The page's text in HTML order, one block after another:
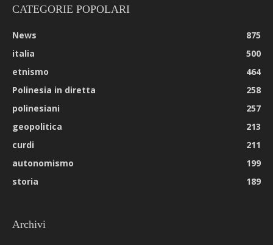
CATEGORIE POPOLARI
News
875
italia
500
etnismo
464
Polinesia in diretta
258
polinesiani
257
geopolitica
213
curdi
211
autonomismo
199
storia
189
Archivi